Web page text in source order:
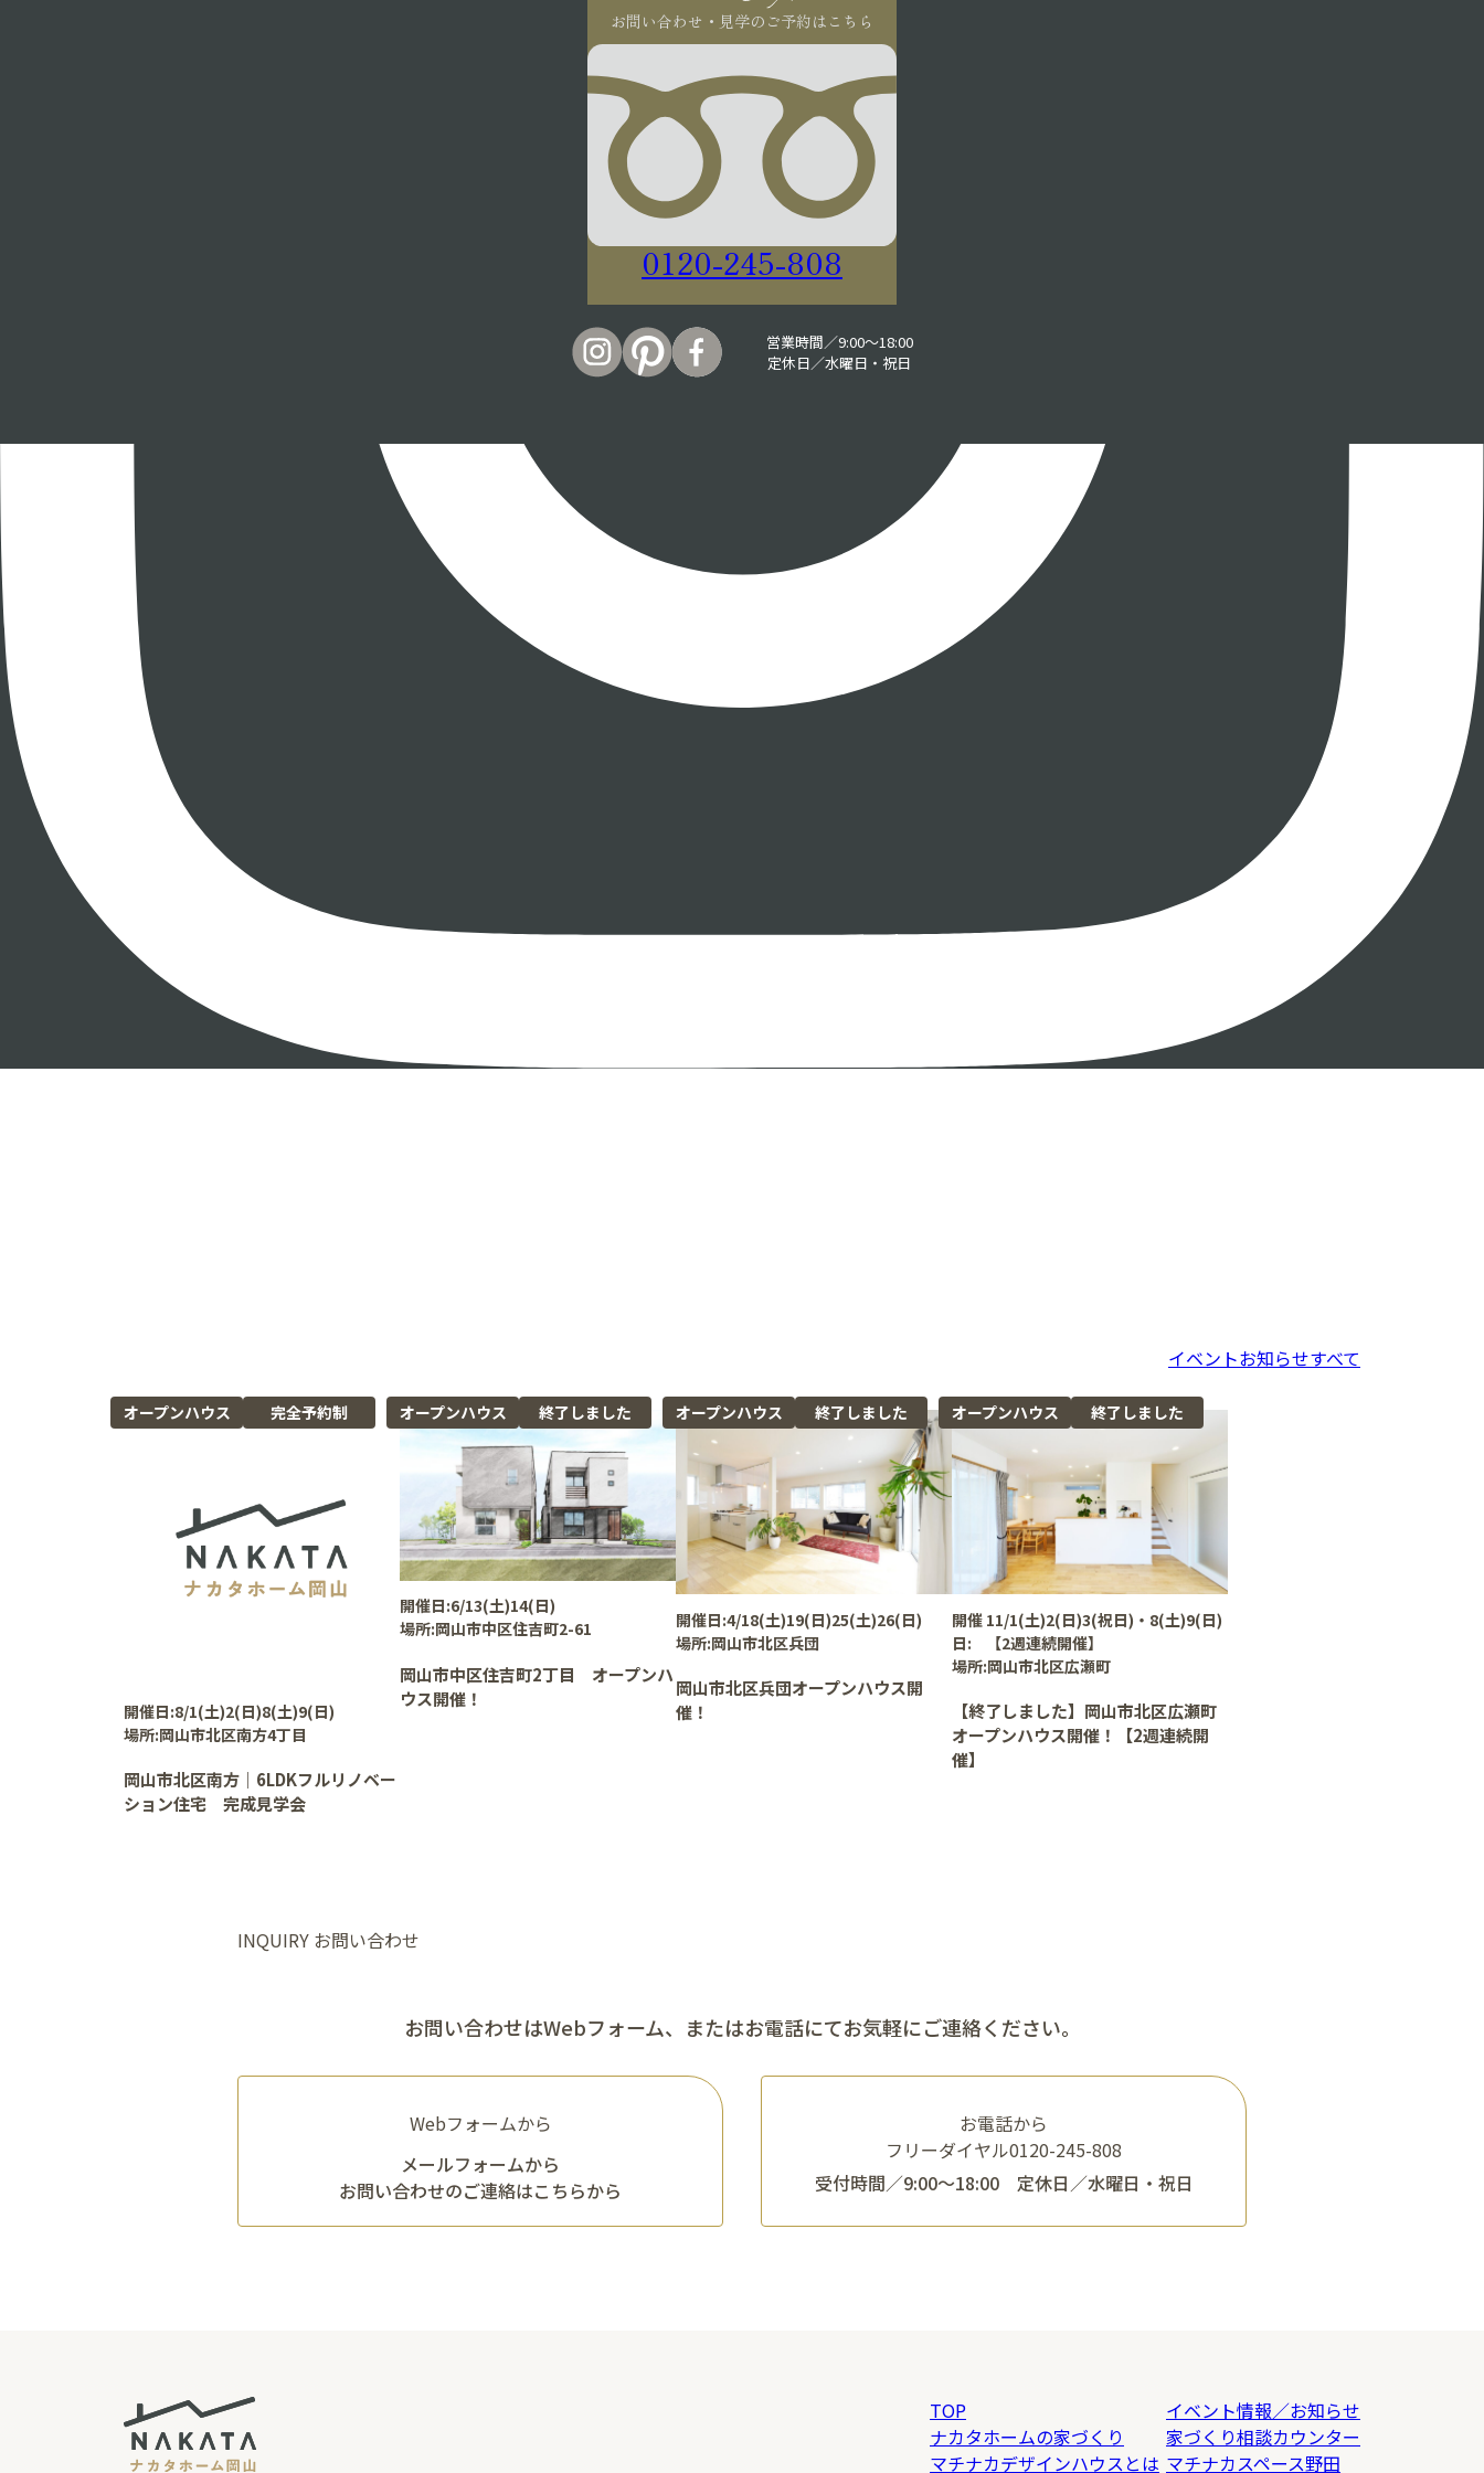
お問い合わせ・見学のご予約はこちら
0120-245-808
営業時間／9:00〜18:00
定休日／水曜日・祝日
イベントお知らせすべて
オープンハウス 完全予約制
開催日:8/1(土)2(日)8(土)9(日)
場所:岡山市北区南方4丁目
岡山市北区南方｜6LDKフルリノベー
ション住宅 完成見学会
オープンハウス 終了しました
開催日:6/13(土)14(日)
場所:岡山市中区住吉町2-61
岡山市中区住吉町2丁目 オープンハ
ウス開催！
オープンハウス 終了しました
開催日:4/18(土)19(日)25(土)26(日)
場所:岡山市北区兵団
岡山市北区兵団オープンハウス開
催！
オープンハウス 終了しました
開催
日:
11/1(土)2(日)3(祝日)・8(土)9(日)
【2週連続開催】
場所:岡山市北区広瀬町
【終了しました】岡山市北区広瀬町
オープンハウス開催！【2週連続開
催】
INQUIRY お問い合わせ
お問い合わせはWebフォーム、 またはお電話にてお気軽にご連絡ください。
Webフォームから
メールフォームから
お問い合わせのご連絡はこちらから
お電話から
フリーダイヤル0120-245-808
受付時間／9:00〜18:00 定休日／水曜日・祝日
TOP
ナカタホームの家づくり
マチナカデザインハウスとは
イベント情報／お知らせ
家づくり相談カウンター
マチナカスペース野田